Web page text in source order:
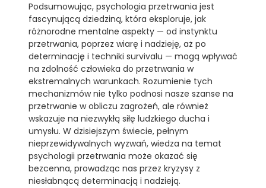
Podsumowując, psychologia przetrwania jest
fascynującą dziedziną, która eksploruje, jak
różnorodne mentalne aspekty — od instynktu
przetrwania, poprzez wiarę i nadzieję, aż po
determinację i techniki survivalu — mogą wpływać
na zdolność człowieka do przetrwania w
ekstremalnych warunkach. Rozumienie tych
mechanizmów nie tylko podnosi nasze szanse na
przetrwanie w obliczu zagrożeń, ale również
wskazuje na niezwykłą siłę ludzkiego ducha i
umysłu. W dzisiejszym świecie, pełnym
nieprzewidywalnych wyzwań, wiedza na temat
psychologii przetrwania może okazać się
bezcenna, prowadząc nas przez kryzysy z
niesłabnącą determinacją i nadzieją.